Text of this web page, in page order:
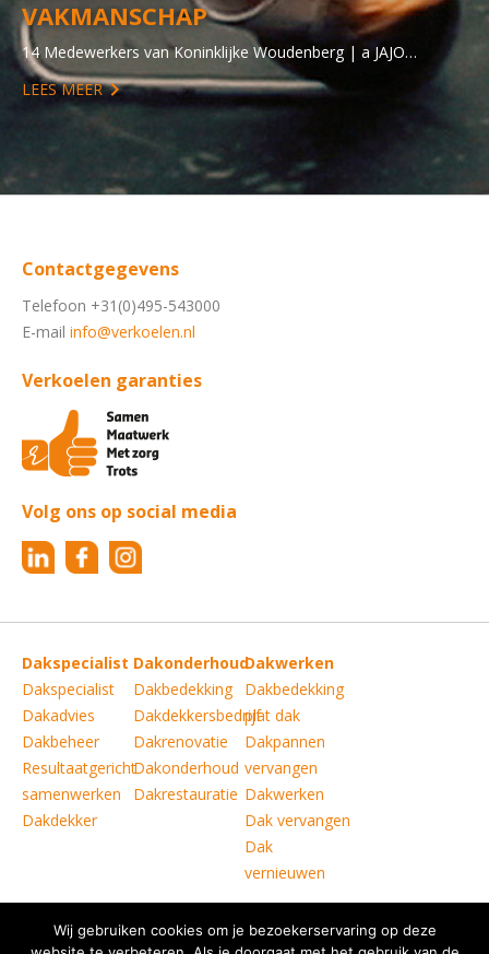
VAKMANSCHAP
14 Medewerkers van Koninklijke Woudenberg | a JAJO…
LEES MEER
Contactgegevens
Telefoon +31(0)495-543000
E-mail info@verkoelen.nl
Verkoelen garanties
Volg ons op social media
Dakspecialist
Dakspecialist
Dakadvies
Dakbeheer
Resultaatgericht
samenwerken
Dakdekker
Dakonderhoud
Dakbedekking
Dakdekkersbedrijf
Dakrenovatie
Dakonderhoud
Dakrestauratie
Dakwerken
Dakbedekking
plat dak
Dakpannen
vervangen
Dakwerken
Dak vervangen
Dak
vernieuwen
Copyright © Verkoelen Dakspecialisten Weert B.V. |
Wij gebruiken cookies om je bezoekerservaring op deze